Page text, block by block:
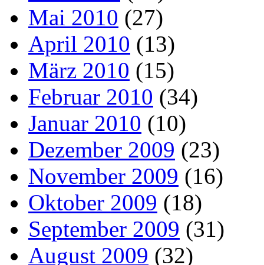
Mai 2010 (27)
April 2010 (13)
März 2010 (15)
Februar 2010 (34)
Januar 2010 (10)
Dezember 2009 (23)
November 2009 (16)
Oktober 2009 (18)
September 2009 (31)
August 2009 (32)